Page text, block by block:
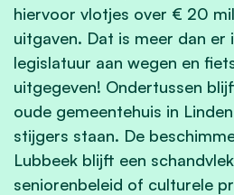
hiervoor vlotjes over € 20
uitgaven. Dat is meer dan er
legislatuur aan wegen en
uitgegeven! Ondertussen
oude gemeentehuis in
stijgers staan. De
Lubbeek blijft een
seniorenbeleid of culturele